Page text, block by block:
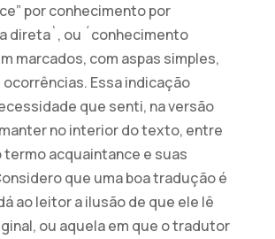
por conhecimento por
direta`, ou ´conhecimento
marcados, com aspas simples,
Essa indicação
que senti, na versão
no interior do texto, entre
acquaintance e suas
que uma boa tradução é
ao leitor a ilusão de que ele lê
ou aquela em que o tradutor